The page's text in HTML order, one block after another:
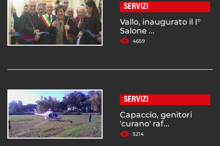
SERVIZI
Vallo, inaugurato il I°
Salone ...
4659
SERVIZI
Capaccio, genitori
'curano' raf...
5214